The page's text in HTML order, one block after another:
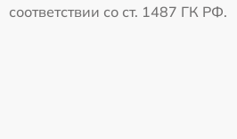
соответствии со ст. 1487 ГК РФ.